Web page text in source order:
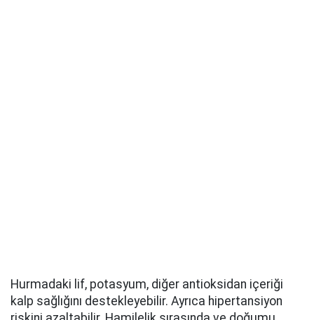
Hurmadaki lif, potasyum, diğer antioksidan içeriği
kalp sağlığını destekleyebilir. Ayrıca hipertansiyon